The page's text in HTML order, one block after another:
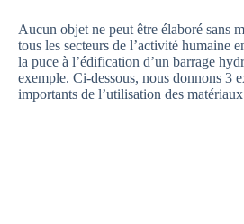
Aucun objet ne peut être élaboré sans
tous les secteurs de l’activité humaine
la puce à l’édification d’un barrage
exemple. Ci-dessous, nous donnons 3
importants de l’utilisation des